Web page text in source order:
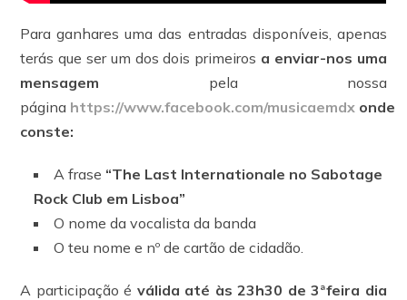
Para ganhares uma das entradas disponíveis, apenas
terás que ser um dos dois primeiros a enviar-nos uma
mensagem pela nossa
página https://www.facebook.com/musicaemdx onde
conste:
A frase “The Last Internationale no Sabotage
Rock Club em Lisboa”
O nome da vocalista da banda
O teu nome e nº de cartão de cidadão.
A participação é válida até às 23h30 de 3ªfeira dia